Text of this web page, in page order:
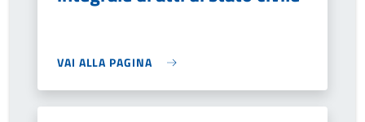
VAI ALLA PAGINA